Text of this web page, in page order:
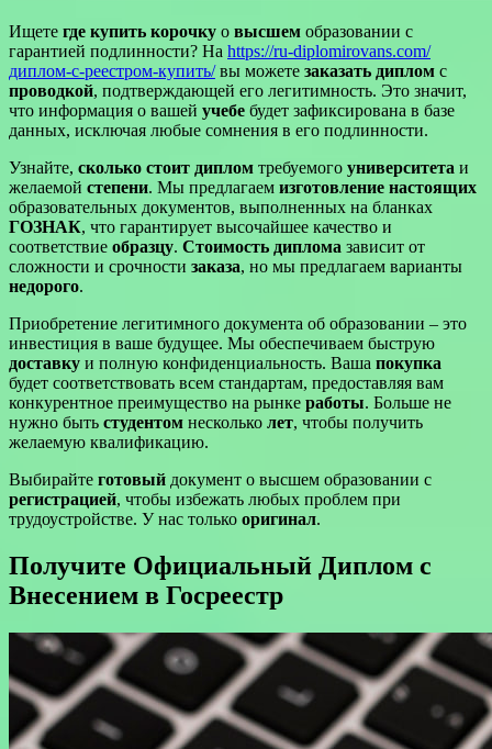
Ищете где купить корочку о высшем образовании с
гарантией подлинности? На https://ru-diplomirovans.com/
диплом-с-реестром-купить/вы можете заказать диплом с
проводкой, подтверждающей его легитимность. Это значит,
что информация о вашей учебе будет зафиксирована в базе
данных, исключая любые сомнения в его подлинности.
Узнайте, сколько стоит диплом требуемого университета и
желаемой степени. Мы предлагаем изготовление настоящих
образовательных документов, выполненных на бланках
ГОЗНАК, что гарантирует высочайшее качество и
соответствие образцу. Стоимость диплома зависит от
сложности и срочности заказа, но мы предлагаем варианты
недорого.
Приобретение легитимного документа об образовании – это
инвестиция в ваше будущее. Мы обеспечиваем быструю
доставку и полную конфиденциальность. Ваша покупка
будет соответствовать всем стандартам, предоставляя вам
конкурентное преимущество на рынке работы. Больше не
нужно быть студентом несколько лет, чтобы получить
желаемую квалификацию.
Выбирайте готовый документ о высшем образовании с
регистрацией, чтобы избежать любых проблем при
трудоустройстве. У нас только оригинал.
Получите Официальный Диплом с
Внесением в Госреестр